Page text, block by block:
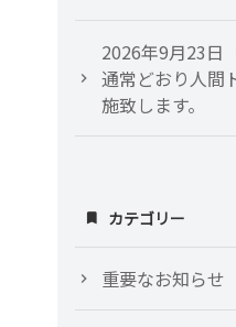
2026年9月23日
通常どおり人間
施致します。
カテゴリー
重要なお知らせ